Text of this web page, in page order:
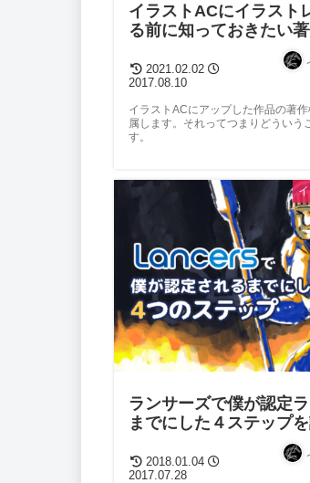
イラストACにイラスト
る前に知っておきたい
2021.02.02
2017.08.10
イラストACにアップした作品の著
属します。それってつまりどういう
す。
ランサーズで僕が認定
までにした４ステップ
2018.01.04
2017.07.28